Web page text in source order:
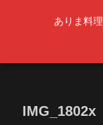
ありま料理
IMG_1802x